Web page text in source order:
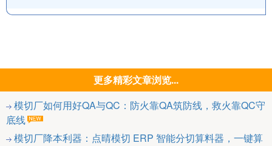
更多精彩文章浏览...
模切厂如何用好QA与QC：防火靠QA筑防线，救火靠QC守
底线
模切厂降本利器：点晴模切 ERP 智能分切算料器，一键算